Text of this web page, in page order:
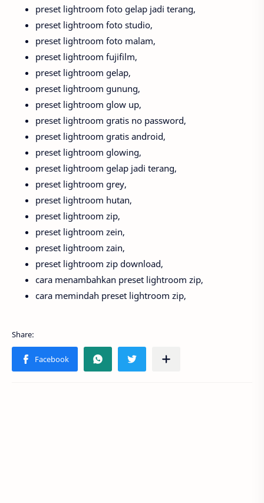
preset lightroom foto gelap jadi terang,
preset lightroom foto studio,
preset lightroom foto malam,
preset lightroom fujifilm,
preset lightroom gelap,
preset lightroom gunung,
preset lightroom glow up,
preset lightroom gratis no password,
preset lightroom gratis android,
preset lightroom glowing,
preset lightroom gelap jadi terang,
preset lightroom grey,
preset lightroom hutan,
preset lightroom zip,
preset lightroom zein,
preset lightroom zain,
preset lightroom zip download,
cara menambahkan preset lightroom zip,
cara memindah preset lightroom zip,